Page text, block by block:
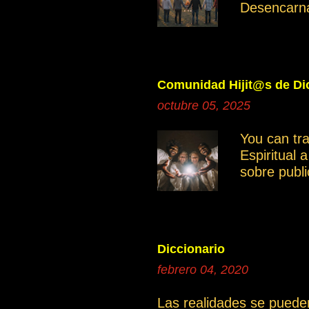
Saber
grupo
grupo es
otro
intención
Comunidad Hijit@s de
octubre 05, 2025
You can
Espiritual
sobre
1a.El
Diccionario
febrero 04, 2020
Las realidades se